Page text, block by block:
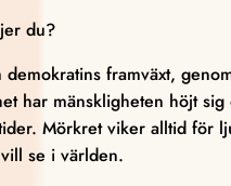
du?
demokratins framväxt,
har mänskligheten höjt
Mörkret viker alltid för
se i världen.